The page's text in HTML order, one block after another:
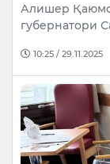
Алишер
губернатори
10:25 / 29.11.2025